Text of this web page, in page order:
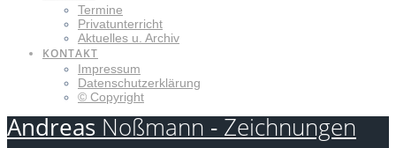
Termine
Privatunterricht
Aktuelles u. Archiv
KONTAKT
Impressum
Datenschutzerklärung
© Copyright
Andreas Noßmann - Zeichnungen